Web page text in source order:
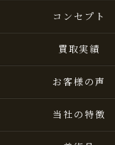
コンセプト
買取実績
お客様の声
当社の特徴